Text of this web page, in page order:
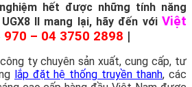
hết được những tính năng
II mang lại, hãy đến với Việt
970 – 04 3750 2898 |
công ty chuyên sản xuất, cung cấp, tư
lắp đặt hệ thống truyền thanh, các